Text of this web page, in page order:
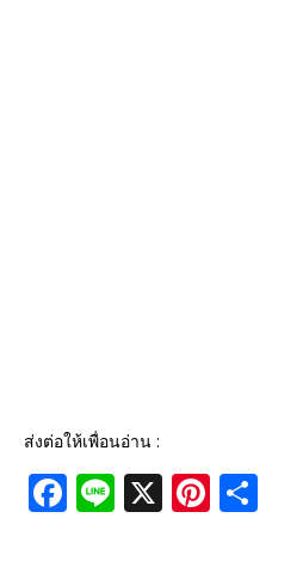
ส่งต่อให้เพื่อนอ่าน :
F Li X Pi